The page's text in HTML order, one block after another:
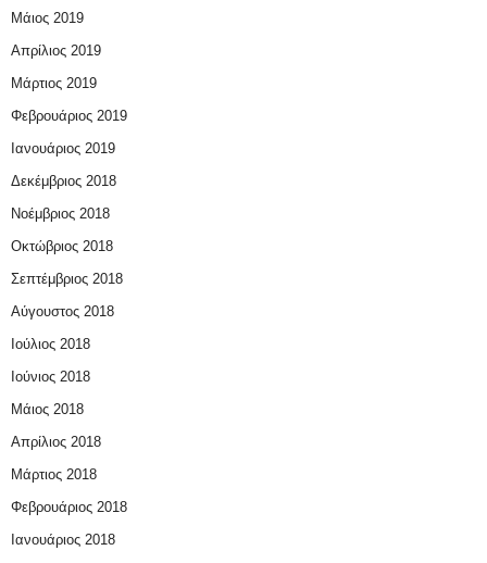
Μάιος 2019
Απρίλιος 2019
Μάρτιος 2019
Φεβρουάριος 2019
Ιανουάριος 2019
Δεκέμβριος 2018
Νοέμβριος 2018
Οκτώβριος 2018
Σεπτέμβριος 2018
Αύγουστος 2018
Ιούλιος 2018
Ιούνιος 2018
Μάιος 2018
Απρίλιος 2018
Μάρτιος 2018
Φεβρουάριος 2018
Ιανουάριος 2018